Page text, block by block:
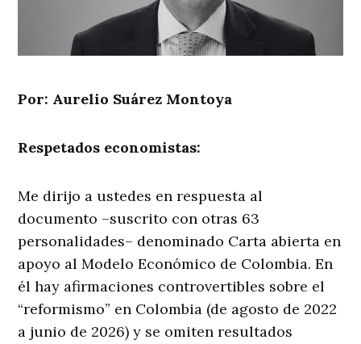
Por: Aurelio Suárez Montoya
Respetados economistas:
Me dirijo a ustedes en respuesta al
documento –suscrito con otras 63
personalidades– denominado Carta abierta en
apoyo al Modelo Económico de Colombia. En
él hay afirmaciones controvertibles sobre el
“reformismo” en Colombia (de agosto de 2022
a junio de 2026) y se omiten resultados